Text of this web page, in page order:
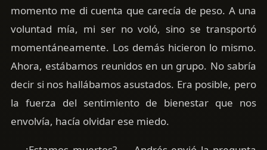
momento me di cuenta que carecía de peso. A una
voluntad mía, mi ser no voló, sino se transportó
momentáneamente. Los demás hicieron lo mismo.
Ahora, estábamos reunidos en un grupo. No sabría
decir si nos hallábamos asustados. Era posible, pero
la fuerza del sentimiento de bienestar que nos
envolvía, hacía olvidar ese miedo.